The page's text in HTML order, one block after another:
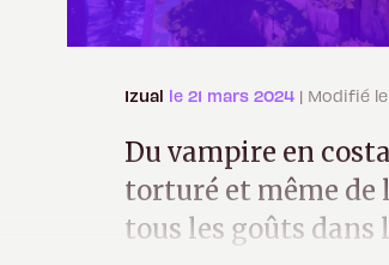
Izual le 21 mars 2024 | Modifié
Du vampire en
torturé et même de
tous les goûts dans